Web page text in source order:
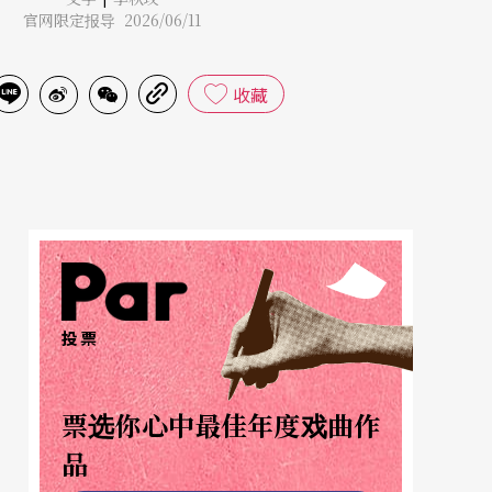
官网限定报导 2026/06/11
收藏
投票
票选你心中最佳年度戏曲作
品